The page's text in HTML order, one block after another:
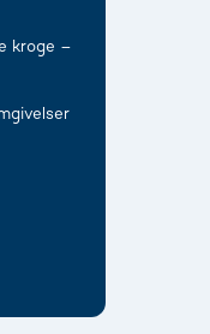
kroge –